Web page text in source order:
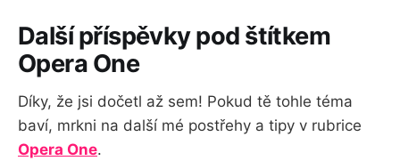
Další příspěvky pod štítkem
Opera One
Díky, že jsi dočetl až sem! Pokud tě tohle téma
baví, mrkni na další mé postřehy a tipy v rubrice
Opera One.